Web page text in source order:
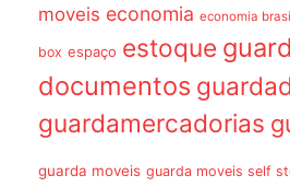
moveis economia economia
box espaço estoque
documentos
guardamercadorias
guarda moveis guarda moveis self